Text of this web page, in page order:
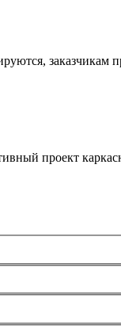
заказчикам
проект